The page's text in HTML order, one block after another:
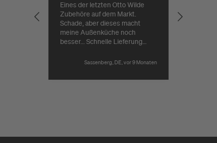
Eines der letzten Otto Wilde
Zubehöre auf dem Markt.
Schade, aber dieses macht
meine Außenküche noch
besser... Schnelle Lieferung
Sassenberg, DE, vor 9 Monaten